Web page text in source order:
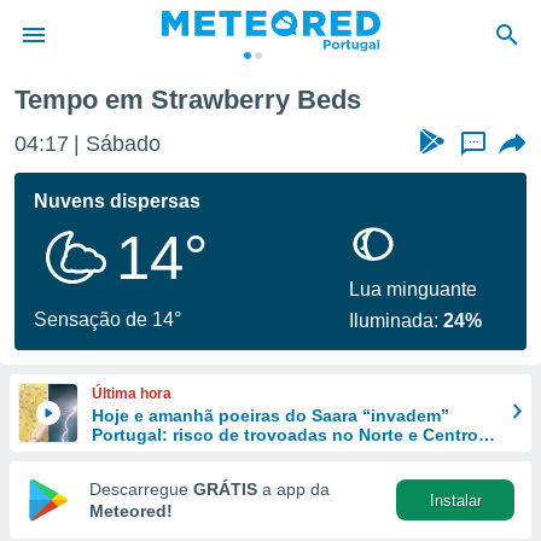
da
foi
fornecidas
a este
das
e
forma
digital
Tempo em Strawberry Beds
04:17 Sábado ...
Nuvens dispersas
14°
Sensação de 14°
Lua minguante
Iluminada:24%
Última hora
Hoje e amanhã poeiras do Saara “invadem”
Portugal: risco de trovoadas no Norte e Centro
Descarregue GRÁTIS a app da
Meteored!
Instalar